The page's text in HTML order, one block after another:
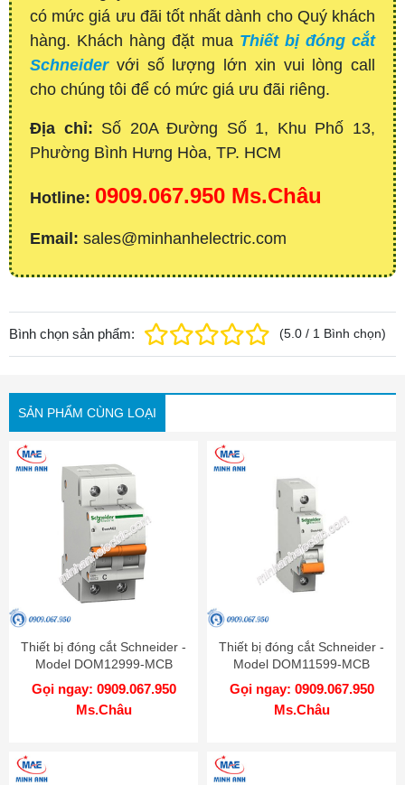
có mức giá ưu đãi tốt nhất dành cho Quý khách
hàng. Khách hàng đặt mua Thiết bị đóng cắt
Schneider với số lượng lớn xin vui lòng call
cho chúng tôi để có mức giá ưu đãi riêng.
Địa chỉ: Số 20A Đường Số 1, Khu Phố 13,
Phường Bình Hưng Hòa, TP. HCM
Hotline: 0909.067.950 Ms.Châu
Email: sales@minhanhelectric.com
Bình chọn sản phẩm: (5.0 / 1 Bình chọn)
SẢN PHẨM CÙNG LOẠI
Thiết bị đóng cắt Schneider -
Model DOM12999-MCB
Gọi ngay: 0909.067.950
Ms.Châu
Thiết bị đóng cắt Schneider -
Model DOM11599-MCB
Gọi ngay: 0909.067.950
Ms.Châu